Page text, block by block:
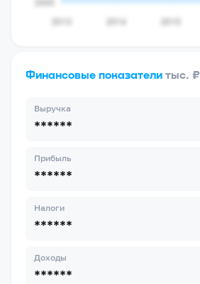
Финансовые показатели тыс. ₽
Выручка
******
Прибыль
******
Налоги
******
Доходы
******